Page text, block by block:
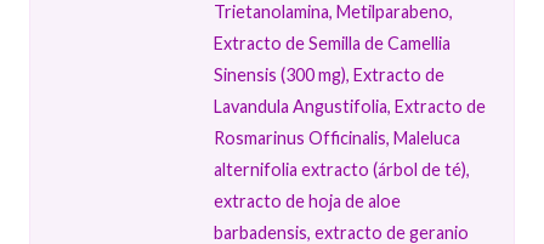
Trietanolamina, Metilparabeno,
Extracto de Semilla de Camellia
Sinensis (300 mg), Extracto de
Lavandula Angustifolia, Extracto de
Rosmarinus Officinalis, Maleluca
alternifolia extracto (árbol de té),
extracto de hoja de aloe
barbadensis, extracto de geranio